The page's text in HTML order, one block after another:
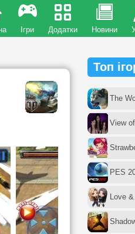
Ігри Додатки Новини
Топ
The
View
PES
Love